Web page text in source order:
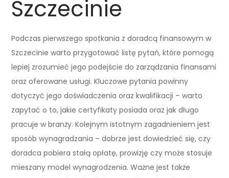
Szczecinie
Podczas pierwszego spotkania z doradcą finansowym w
Szczecinie warto przygotować listę pytań, które pomogą
lepiej zrozumieć jego podejście do zarządzania finansami
oraz oferowane usługi. Kluczowe pytania powinny
dotyczyć jego doświadczenia oraz kwalifikacji – warto
zapytać o to, jakie certyfikaty posiada oraz jak długo
pracuje w branży. Kolejnym istotnym zagadnieniem jest
sposób wynagradzania – dobrze jest dowiedzieć się, czy
doradca pobiera stałą opłatę, prowizję czy może stosuje
mieszany model wynagrodzenia. Ważne jest także